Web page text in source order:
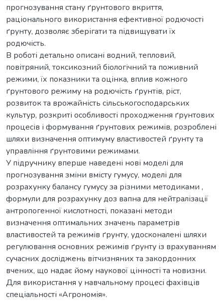
прогнозування стану ґрунтового вкриття,
раціонального використання ефективної родючості
ґрунту, дозволяє зберігати та підвищувати їх
родючість.
В роботі детально описані водний, тепловий,
повітряний, токсикозний біологічний та поживний
режими, їх показники та оцінка, вплив кожного
ґрунтового режиму на родючість ґрунтів, ріст,
розвиток та врожайність сільськогосподарських
культур, розкриті особливості проходження ґрунтових
процесів і формування ґрунтових режимів, розроблені
шляхи визначення оптимуму властивостей ґрунту та
управління ґрунтовими режимами.
У підручнику вперше наведені нові моделі для
прогнозування зміни вмісту гумусу, моделі для
розрахунку балансу гумусу за різними методиками ,
формули для розрахунку доз вапна для нейтралізації
антропогенної кислотності, показані методи
визначення оптимальних значень параметрів
властивостей та режимів ґрунту, удосконалені шляхи
регулювання основних режимів ґрунту із врахуванням
сучасних досліджень вітчизняних та закордонних
вчених, що надає йому наукової цінності та новизни.
Для використання у навчальному процесі фахівців
спеціальності «Агрономія».